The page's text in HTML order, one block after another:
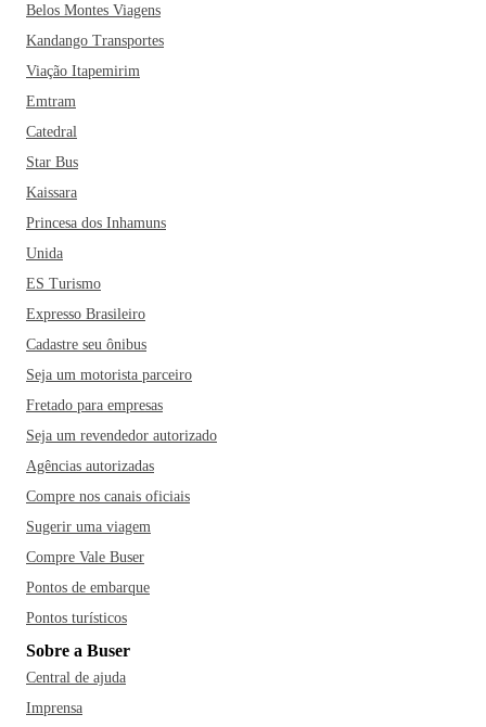
Belos Montes Viagens
Kandango Transportes
Viação Itapemirim
Emtram
Catedral
Star Bus
Kaissara
Princesa dos Inhamuns
Unida
ES Turismo
Expresso Brasileiro
Cadastre seu ônibus
Seja um motorista parceiro
Fretado para empresas
Seja um revendedor autorizado
Agências autorizadas
Compre nos canais oficiais
Sugerir uma viagem
Compre Vale Buser
Pontos de embarque
Pontos turísticos
Sobre a Buser
Central de ajuda
Imprensa